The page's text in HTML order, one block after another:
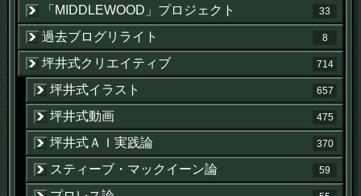
「MIDDLEWOOD」プロジェクト 33
過去ブログリライト 8
坪井式クリエイティブ 714
坪井式イラスト 657
坪井式動画 475
坪井式ＡＩ実践論 370
スティーブ・マックイーン論 59